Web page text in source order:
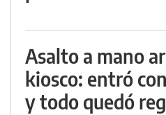
Asalto a mano
kiosco: entró
y todo quedó